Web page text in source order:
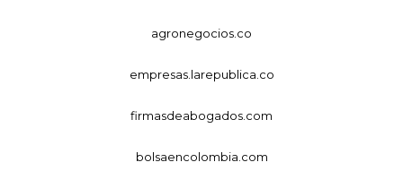
agronegocios.co
empresas.larepublica.co
firmasdeabogados.com
bolsaencolombia.com